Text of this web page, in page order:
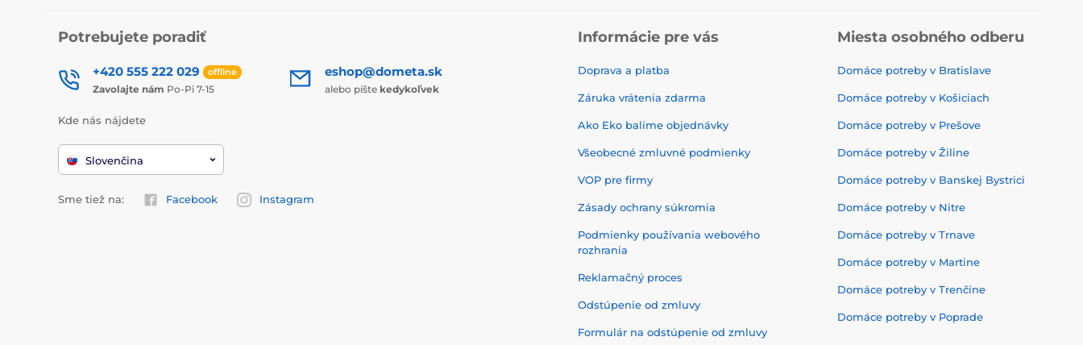
Potrebujete poradiť
+420 555 222 029 offline
Zavolajte nám Po-Pi 7-15
eshop@dometa.sk
alebo píšte kedykoľvek
Kde nás nájdete
Slovenčina
Sme tiež na: Facebook Instagram
Informácie pre vás
Doprava a platba
Záruka vrátenia zdarma
Ako Eko balíme objednávky
Všeobecné zmluvné podmienky
VOP pre firmy
Zásady ochrany súkromia
Podmienky používania webového
rozhrania
Reklamačný proces
Odstúpenie od zmluvy
Formulár na odstúpenie od zmluvy
Miesta osobného odberu
Domáce potreby v Bratislave
Domáce potreby v Košiciach
Domáce potreby v Prešove
Domáce potreby v Žiline
Domáce potreby v Banskej Bystrici
Domáce potreby v Nitre
Domáce potreby v Trnave
Domáce potreby v Martine
Domáce potreby v Trenčíne
Domáce potreby v Poprade